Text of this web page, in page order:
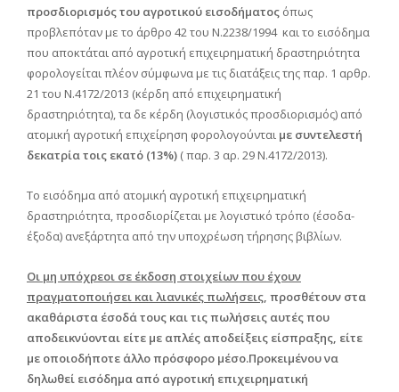
προσδιορισμός του αγροτικού εισοδήματος όπως
προβλεπόταν με το άρθρο 42 του Ν.2238/1994 και το εισόδημα
που αποκτάται από αγροτική επιχειρηματική δραστηριότητα
φορολογείται πλέον σύμφωνα με τις διατάξεις της παρ. 1 αρθρ.
21 του Ν.4172/2013 (κέρδη από επιχειρηματική
δραστηριότητα), τα δε κέρδη (λογιστικός προσδιορισμός) από
ατομική αγροτική επιχείρηση φορολογούνται με συντελεστή
δεκατρία τοις εκατό (13%) ( παρ. 3 αρ. 29 Ν.4172/2013).
Το εισόδημα από ατομική αγροτική επιχειρηματική
δραστηριότητα, προσδιορίζεται με λογιστικό τρόπο (έσοδα-
έξοδα) ανεξάρτητα από την υποχρέωση τήρησης βιβλίων.
Οι μη υπόχρεοι σε έκδοση στοιχείων που έχουν
πραγματοποιήσει και λιανικές πωλήσεις, προσθέτουν στα
ακαθάριστα έσοδά τους και τις πωλήσεις αυτές που
αποδεικνύονται είτε με απλές αποδείξεις είσπραξης, είτε
με οποιοδήποτε άλλο πρόσφορο μέσο.Προκειμένου να
δηλωθεί εισόδημα από αγροτική επιχειρηματική